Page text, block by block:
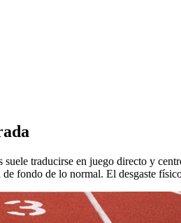
traducirse en juego directo y
fondo de lo normal. El desgaste